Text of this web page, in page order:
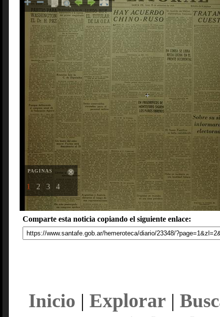
PAGINAS
1 2 3 4
Comparte esta noticia copiando el siguiente enlace:
Inicio | Explorar |